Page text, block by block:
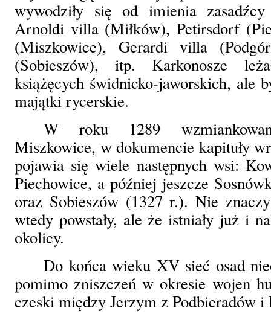
wywodziły się od imienia
Arnoldi villa (Miłków), Petirsdorf
(Miszkowice), Gerardi villa
(Sobieszów), itp. Karkonosze
książęcych świdnicko-jaworskich, ale
majątki rycerskie.
W roku 1289
Miszkowice, w dokumencie kapituły
pojawia się wiele następnych wsi:
Piechowice, a później jeszcze
oraz Sobieszów (1327 r.). Nie
wtedy powstały, ale że istniały już i
okolicy.
Do końca wieku XV sieć osad
pomimo zniszczeń w okresie wojen
czeski między Jerzym z Podbieradów